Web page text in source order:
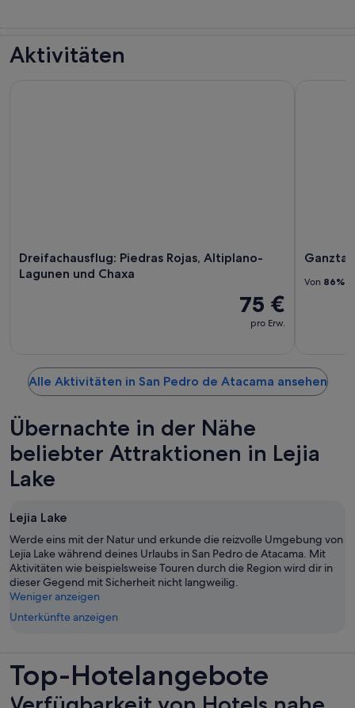
Aktivitäten
Dreifachausflug: Piedras Rojas, Altiplano-
Lagunen und Chaxa
75 €
pro Erw.
Von 86%
Alle Aktivitäten in San Pedro de Atacama ansehen
Übernachte in der Nähe
beliebter Attraktionen in Lejia
Lake
Lejia Lake
Werde eins mit der Natur und erkunde die reizvolle Umgebung von
Lejia Lake während deines Urlaubs in San Pedro de Atacama. Mit
Aktivitäten wie beispielsweise Touren durch die Region wird dir in
dieser Gegend mit Sicherheit nicht langweilig.
Weniger anzeigen
Unterkünfte anzeigen
Top-Hotelangebote